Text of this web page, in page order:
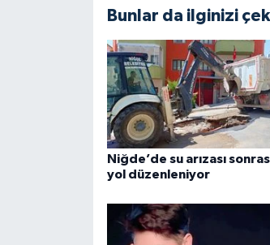
Bunlar da ilginizi
Niğde’de su arızası
yol düzenleniyor